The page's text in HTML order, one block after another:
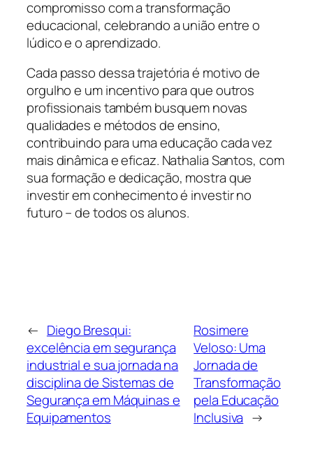
compromisso com a transformação
educacional, celebrando a união entre o
lúdico e o aprendizado.
Cada passo dessa trajetória é motivo de
orgulho e um incentivo para que outros
profissionais também busquem novas
qualidades e métodos de ensino,
contribuindo para uma educação cada vez
mais dinâmica e eficaz. Nathalia Santos, com
sua formação e dedicação, mostra que
investir em conhecimento é investir no
futuro – de todos os alunos.
← Diego Bresqui:
excelência em segurança
industrial e sua jornada na
disciplina de Sistemas de
Segurança em Máquinas e
Equipamentos
Rosimere
Veloso: Uma
Jornada de
Transformação
pela Educação
Inclusiva →